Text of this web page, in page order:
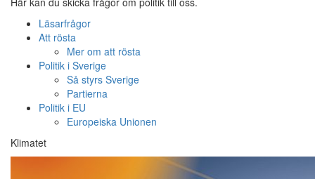
Läsarfrågor
Att rösta
Mer om att rösta
Politik i Sverige
Så styrs Sverige
Partierna
Politik i EU
Europeiska Unionen
Klimatet